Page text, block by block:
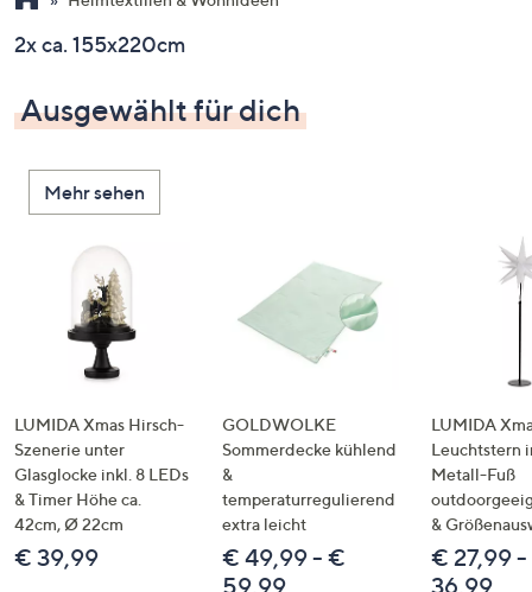
Pfeiltasten
oben
und
nach
unten
oder
wischen
Touch-
Geräten
links
bzw.
rechts,
um
diese
anzuzeigen.
2x ca. 155x220cm
Ausgewählt für dich
Mehr sehen
LUMIDA Xmas Hirsch-
Szenerie unter
Glasglocke inkl. 8 LEDs
& Timer Höhe ca.
42cm, Ø 22cm
€ 39,99
GOLDWOLKE
Sommerdecke kühlend
&
temperaturregulierend
extra leicht
€ 49,99 - €
LUMIDA
Leuchtstern
Metall-Fuß
&
€ 27,99